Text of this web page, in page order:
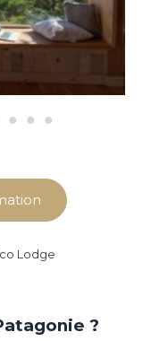
Lodge
?